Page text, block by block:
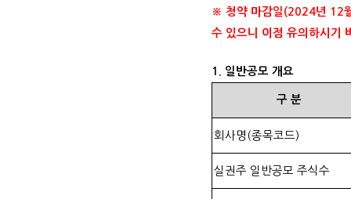
※ 청약 마감일 (2024년 12
수 있으니 이점 유의하시기
1. 일반공모 개요
구 분
회사명 (종목코드)
실권주 일반공모 주식수